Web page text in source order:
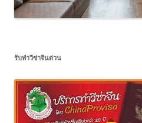
รับทำวีซ่าจีนด่วน